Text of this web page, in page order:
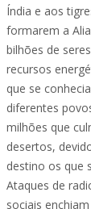
Índia e aos
formarem a
bilhões de
recursos
que se
diferentes
milhões que
desertos,
destino os que
Ataques de
sociais